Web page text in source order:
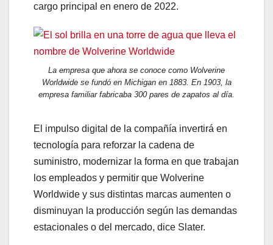
cargo principal en enero de 2022.
La empresa que ahora se conoce como Wolverine
Worldwide se fundó en Michigan en 1883. En 1903, la
empresa familiar fabricaba 300 pares de zapatos al día.
El impulso digital de la compañía invertirá en
tecnología para reforzar la cadena de
suministro, modernizar la forma en que trabajan
los empleados y permitir que Wolverine
Worldwide y sus distintas marcas aumenten o
disminuyan la producción según las demandas
estacionales o del mercado, dice Slater.